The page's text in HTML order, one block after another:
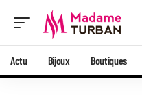
Actu Bijoux Boutiques